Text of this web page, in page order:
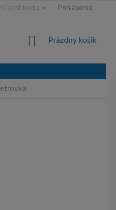
MAPA SERVERU
textu Prihlásenie
NÁKUPNÝ
Prázdny košík